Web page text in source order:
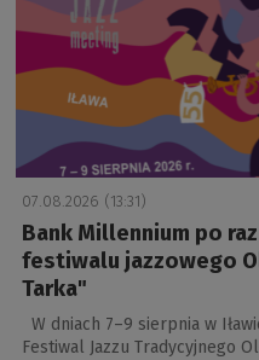
07.08.2026 (13:31)
Bank Millennium po
festiwalu jazzowego
Tarka"
W dniach 7–9 sierpnia w
Festiwal Jazzu Tradycyjnego